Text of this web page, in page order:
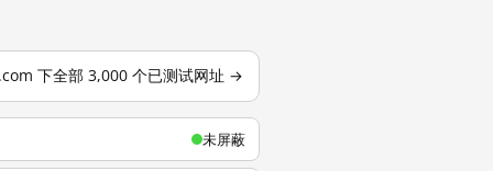
下全部 3,000 个已测试网址 →
未屏蔽